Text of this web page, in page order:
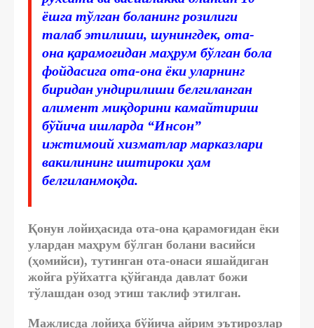
ёшга тўлган боланинг розилиги
талаб этилиши, шунингдек, ота-
она қарамоғидан маҳрум бўлган бола
фойдасига ота-она ёки уларнинг
биридан ундирилиши белгиланган
алимент миқдорини камайтириш
бўйича ишларда “Инсон”
ижтимоий хизматлар марказлари
вакилининг иштироки ҳам
белгиланмоқда.
Қонун лойиҳасида ота-она қарамоғидан ёки
улардан маҳрум бўлган болани васийси
(ҳомийси), тутинган ота-онаси яшайдиган
жойга рўйхатга қўйганда давлат божи
тўлашдан озод этиш таклиф этилган.
Мажлисда лойиҳа бўйича айрим эътирозлар